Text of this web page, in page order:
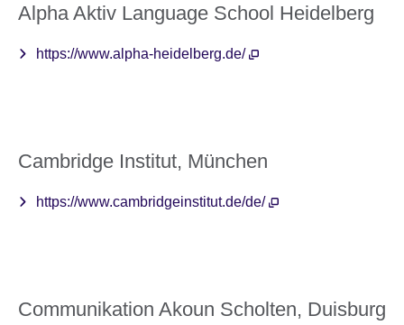
Alpha Aktiv Language School Heidelberg
https://www.alpha-heidelberg.de/
Cambridge Institut, München
https://www.cambridgeinstitut.de/de/
Communikation Akoun Scholten, Duisburg